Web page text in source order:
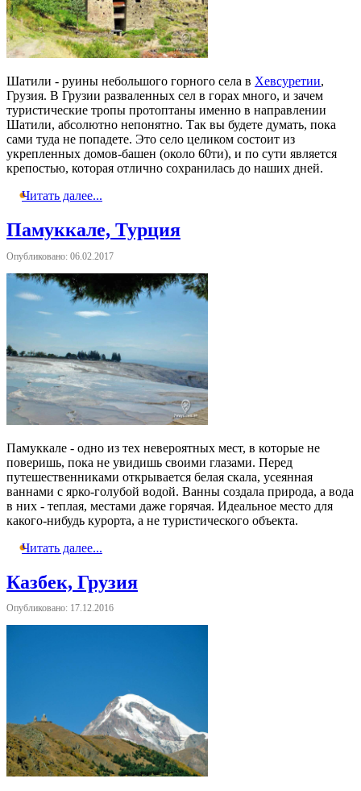
Шатили - руины небольшого горного села в Хевсуретии,
Грузия. В Грузии разваленных сел в горах много, и зачем
туристические тропы протоптаны именно в направлении
Шатили, абсолютно непонятно. Так вы будете думать, пока
сами туда не попадете. Это село целиком состоит из
укрепленных домов-башен (около 60ти), и по сути является
крепостью, которая отлично сохранилась до наших дней.
Читать далее...
Памуккале, Турция
Опубликовано: 06.02.2017
Памуккале - одно из тех невероятных мест, в которые не
поверишь, пока не увидишь своими глазами. Перед
путешественниками открывается белая скала, усеянная
ваннами с ярко-голубой водой. Ванны создала природа, а вода
в них - теплая, местами даже горячая. Идеальное место для
какого-нибудь курорта, а не туристического объекта.
Читать далее...
Казбек, Грузия
Опубликовано: 17.12.2016